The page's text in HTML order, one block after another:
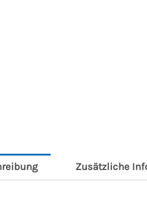
Zusätzliche